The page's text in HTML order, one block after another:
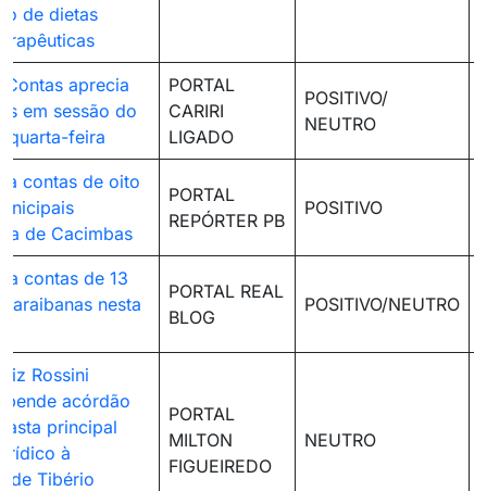
de dietas
aprecia
em sessão do
quarta-feira
PORTAL
CARIRI
LIGADO
POSITIVO/
NEUTRO
contas de oito
a de Cacimbas
PORTAL
REPÓRTER PB
POSITIVO
contas de 13
nesta
PORTAL REAL
BLOG
POSITIVO/NEUTRO
Rossini
acórdão
principal
à
de Tibério
PORTAL
MILTON
FIGUEIREDO
NEUTRO